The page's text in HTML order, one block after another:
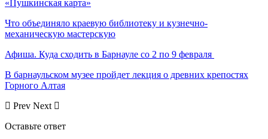
«Пушкинская карта»
Что объединяло краевую библиотеку и кузнечно-
механическую мастерскую
Афиша. Куда сходить в Барнауле со 2 по 9 февраля
В барнаульском музее пройдет лекция о древних крепостях
Горного Алтая
Prev Next
Оставьте ответ